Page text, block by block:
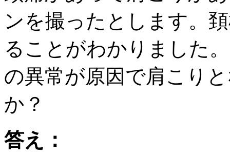
ンを撮ったとします。
ることがわかりました
の異常が原因で肩こり
か？
答え：